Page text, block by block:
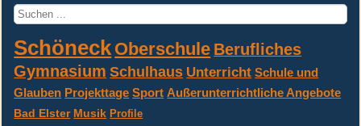
Suchen
Schöneck Oberschule Berufliches
Gymnasium Schulhaus Unterricht Schule und
Glauben Projekttage Sport Außerunterrichtliche Angebote
Bad Elster Musik Profile